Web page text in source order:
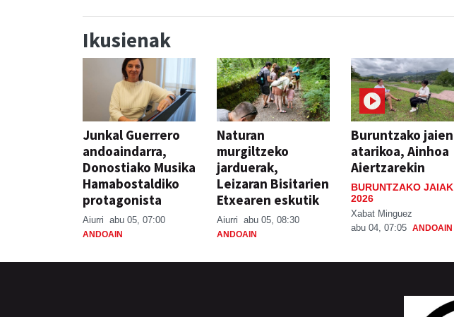
Ikusienak
Junkal Guerrero
andoaindarra,
Donostiako Musika
Hamabostaldiko
protagonista
Aiurri abu 05, 07:00
ANDOAIN
Naturan
murgiltzeko
jarduerak,
Leizaran Bisitarien
Etxearen eskutik
Aiurri abu 05, 08:30
ANDOAIN
Buruntzako jaien
atarikoa, Ainhoa
Aiertzarekin
BURUNTZAKO JAIAK
2026
Xabat Minguez
abu 04, 07:05 ANDOAIN